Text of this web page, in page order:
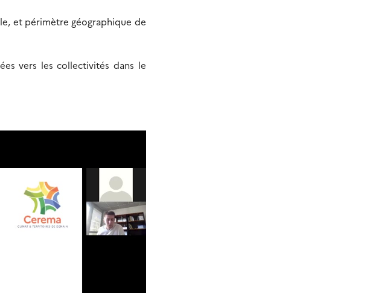
et périmètre géographique de
vers les collectivités dans le